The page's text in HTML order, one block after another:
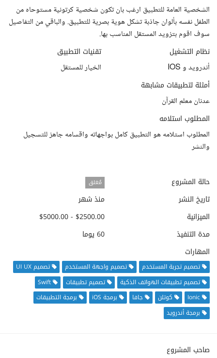
الشخصية العامة للتطبيق ارغب بان تكون شخصية كرتونية مستوحاه من
الطفل نفسه بألوان جاذبة تشكل هوية بصرية للتطبيق. والباقي من التفاصيل
سوف اقوم بتزويد المستقل المناسب بها.
نظام التشغيل
أندرويد و IOS
تقنيات التطبيق
الخيار للمستقل
أمثلة لتطبيقات مشابهة
عدنان معلم القرآن
المطلوب استلامه
المطلوب استلامه هو التطبيق كامل بواجهاته واقسامه جاهز للتسجيل
والنشر
حالة المشروع مُغلق
تاريخ النشر
منذ شهر
الميزانية
$2500.00 - $5000.00
مدة التنفيذ
60 يوما
المهارات
تصميم تجربة المستخدم تصميم واجهة المستخدم
تصميم UI UX
تصميم تطبيقات الهواتف الذكية
تصميم تطبيقات
Swift
Ionic
كوتلن جافا برمجة iOS
برمجة التطبيقات
برمجة أندرويد
صاحب المشروع